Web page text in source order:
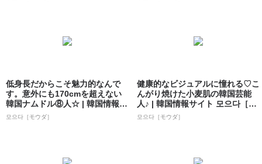
低身長だからこそ魅力的なんで
す。意外にも170cmを超えない
韓国ナムドル⑧人☆ | 韓国情報サ
イト...
모으다［モウダ］
健康的なビジュアルに憧れる♡こ
んがり焼けた小麦肌の韓国芸能
人♪ | 韓国情報サイト 모으다［モ
ウダ］
모으다［モウダ］